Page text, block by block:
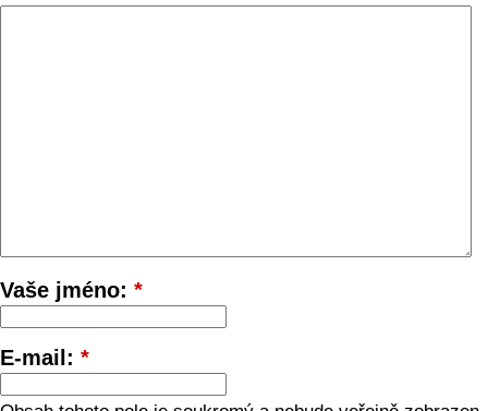
Vaše jméno: *
E-mail: *